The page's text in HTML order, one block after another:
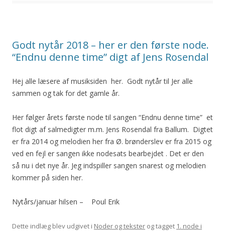
Godt nytår 2018 – her er den første node.
“Endnu denne time” digt af Jens Rosendal
Hej alle læsere af musiksiden her. Godt nytår til Jer alle
sammen og tak for det gamle år.
Her følger årets første node til sangen “Endnu denne time” et
flot digt af salmedigter m.m. Jens Rosendal fra Ballum. Digtet
er fra 2014 og melodien her fra Ø. brønderslev er fra 2015 og
ved en fejl er sangen ikke nodesats bearbejdet . Det er den
så nu i det nye år. Jeg indspiller sangen snarest og melodien
kommer på siden her.
Nytårs/januar hilsen – Poul Erik
Dette indlæg blev udgivet i Noder og tekster og tagget 1. node i